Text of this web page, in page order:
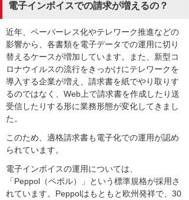
電子インボイスでの請求が増えるの？
近年、ペーパーレス化やテレワーク推進などの
影響から、各書類を電子データでの運用に切り
替えるケースが増加しています。また、新型コ
ロナウイルスの流行をきっかけにテレワークを
導入する企業が増え、請求書を紙でやり取りす
るのではなく、Web上で請求書を作成したり送
受信したりする形に業務形態が変化してきまし
た。
このため、適格請求書も電子化での運用が認め
られています。
電子インボイスの運用については、
「Peppol（ペポル）」という標準規格が採用さ
れています。Peppolはもともと欧州発祥で、30